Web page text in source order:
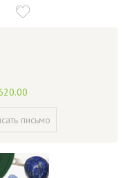
письмо